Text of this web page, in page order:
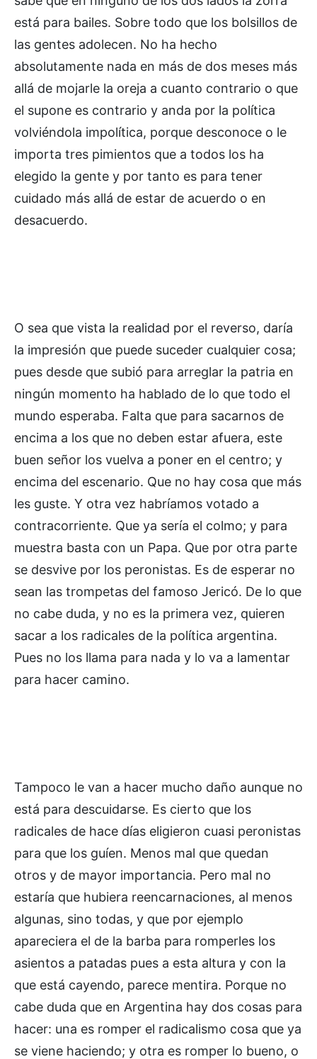
está para bailes. Sobre todo que los bolsillos de
las gentes adolecen. No ha hecho
absolutamente nada en más de dos meses más
allá de mojarle la oreja a cuanto contrario o que
el supone es contrario y anda por la política
volviéndola impolítica, porque desconoce o le
importa tres pimientos que a todos los ha
elegido la gente y por tanto es para tener
cuidado más allá de estar de acuerdo o en
desacuerdo.
O sea que vista la realidad por el reverso, daría
la impresión que puede suceder cualquier cosa;
pues desde que subió para arreglar la patria en
ningún momento ha hablado de lo que todo el
mundo esperaba. Falta que para sacarnos de
encima a los que no deben estar afuera, este
buen señor los vuelva a poner en el centro; y
encima del escenario. Que no hay cosa que más
les guste. Y otra vez habríamos votado a
contracorriente. Que ya sería el colmo; y para
muestra basta con un Papa. Que por otra parte
se desvive por los peronistas. Es de esperar no
sean las trompetas del famoso Jericó. De lo que
no cabe duda, y no es la primera vez, quieren
sacar a los radicales de la política argentina.
Pues no los llama para nada y lo va a lamentar
para hacer camino.
Tampoco le van a hacer mucho daño aunque no
está para descuidarse. Es cierto que los
radicales de hace días eligieron cuasi peronistas
para que los guíen. Menos mal que quedan
otros y de mayor importancia. Pero mal no
estaría que hubiera reencarnaciones, al menos
algunas, sino todas, y que por ejemplo
apareciera el de la barba para romperles los
asientos a patadas pues a esta altura y con la
que está cayendo, parece mentira. Porque no
cabe duda que en Argentina hay dos cosas para
hacer: una es romper el radicalismo cosa que ya
se viene haciendo; y otra es romper lo bueno, o